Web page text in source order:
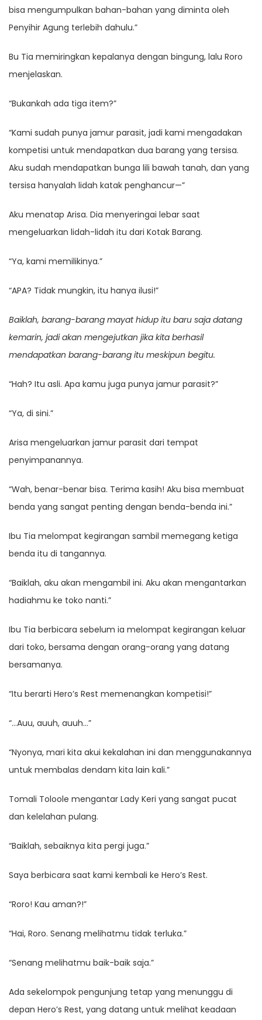
bisa mengumpulkan bahan-bahan yang diminta oleh
Penyihir Agung terlebih dahulu.”
Bu Tia memiringkan kepalanya dengan bingung, lalu Roro
menjelaskan.
“Bukankah ada tiga item?”
“Kami sudah punya jamur parasit, jadi kami mengadakan
kompetisi untuk mendapatkan dua barang yang tersisa.
Aku sudah mendapatkan bunga lili bawah tanah, dan yang
tersisa hanyalah lidah katak penghancur—”
Aku menatap Arisa. Dia menyeringai lebar saat
mengeluarkan lidah-lidah itu dari Kotak Barang.
“Ya, kami memilikinya.”
“APA? Tidak mungkin, itu hanya ilusi!”
Baiklah, barang-barang mayat hidup itu baru saja datang
kemarin, jadi akan mengejutkan jika kita berhasil
mendapatkan barang-barang itu meskipun begitu.
“Hah? Itu asli. Apa kamu juga punya jamur parasit?”
“Ya, di sini.”
Arisa mengeluarkan jamur parasit dari tempat
penyimpanannya.
“Wah, benar-benar bisa. Terima kasih! Aku bisa membuat
benda yang sangat penting dengan benda-benda ini.”
Ibu Tia melompat kegirangan sambil memegang ketiga
benda itu di tangannya.
“Baiklah, aku akan mengambil ini. Aku akan mengantarkan
hadiahmu ke toko nanti.”
Ibu Tia berbicara sebelum ia melompat kegirangan keluar
dari toko, bersama dengan orang-orang yang datang
bersamanya.
“Itu berarti Hero’s Rest memenangkan kompetisi!”
“…Auu, auuh, auuh…”
“Nyonya, mari kita akui kekalahan ini dan menggunakannya
untuk membalas dendam kita lain kali.”
Tomali Toloole mengantar Lady Keri yang sangat pucat
dan kelelahan pulang.
“Baiklah, sebaiknya kita pergi juga.”
Saya berbicara saat kami kembali ke Hero’s Rest.
“Roro! Kau aman?!”
“Hai, Roro. Senang melihatmu tidak terluka.”
“Senang melihatmu baik-baik saja.”
Ada sekelompok pengunjung tetap yang menunggu di
depan Hero’s Rest, yang datang untuk melihat keadaan